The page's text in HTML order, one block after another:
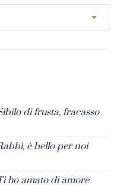
di frusta, fracasso
è bello per noi
ho amato di amore